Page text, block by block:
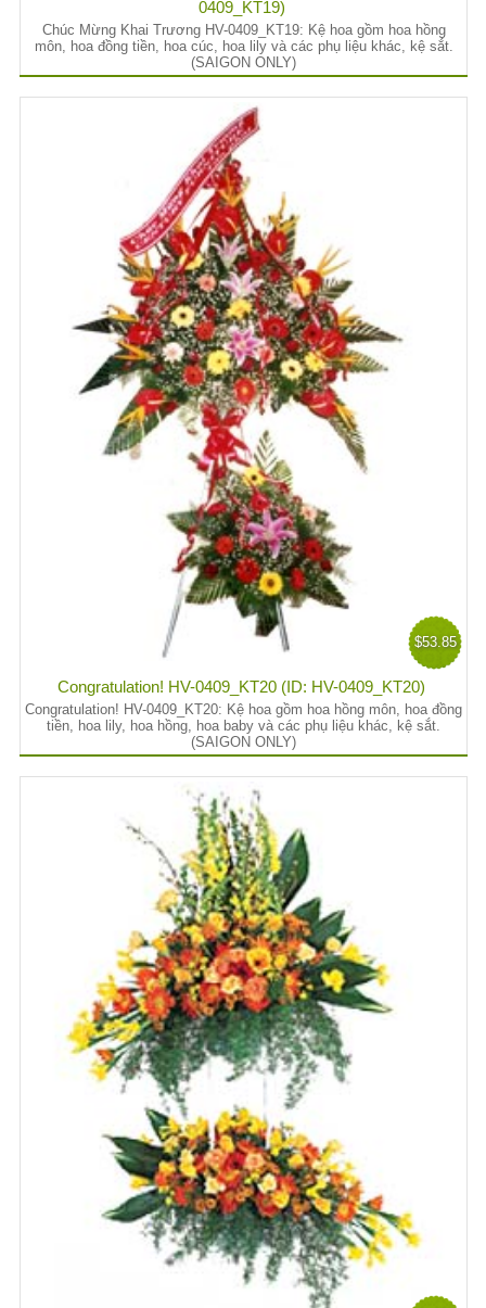
0409_KT19)
Chúc Mừng Khai Trương HV-0409_KT19: Kệ hoa gồm hoa hồng
môn, hoa đồng tiền, hoa cúc, hoa lily và các phụ liệu khác, kệ sắt.
(SAIGON ONLY)
$53.85
Congratulation! HV-0409_KT20 (ID: HV-0409_KT20)
Congratulation! HV-0409_KT20: Kệ hoa gồm hoa hồng môn, hoa đồng
tiền, hoa lily, hoa hồng, hoa baby và các phụ liệu khác, kệ sắt.
(SAIGON ONLY)